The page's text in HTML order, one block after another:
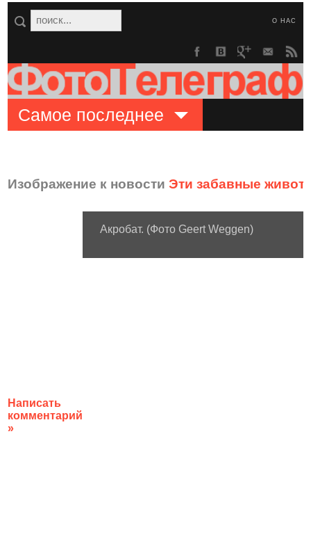
О НАС
Самое последнее
Изображение к новостиЭти забавные
Написать
комментарий
»
Акробат. (Фото Geert Weggen)